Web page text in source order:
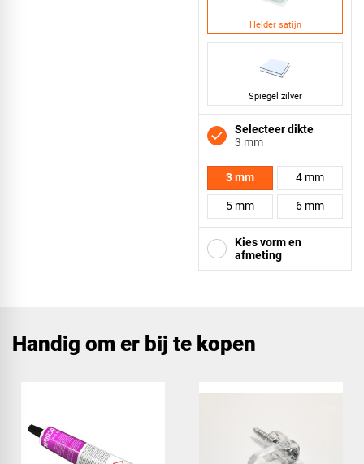
Helder satijn
Spiegel zilver
Selecteer dikte
3 mm
3 mm 4 mm
5 mm 6 mm
Kies vorm en
afmeting
Handig om er bij te kopen